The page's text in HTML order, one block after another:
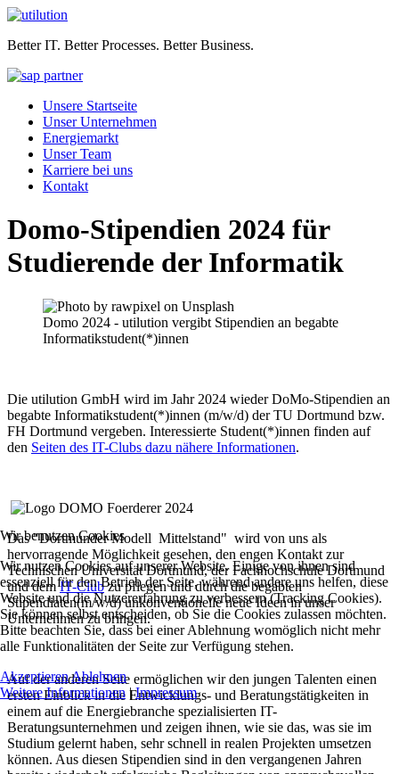
Better IT. Better Processes. Better Business.
Unsere Startseite
Unser Unternehmen
Energiemarkt
Unser Team
Karriere bei uns
Kontakt
Domo-Stipendien 2024 für
Studierende der Informatik
Domo 2024 - utilution vergibt Stipendien an begabte
Informatikstudent(*)innen
Die utilution GmbH wird im Jahr 2024 wieder DoMo-Stipendien an
begabte Informatikstudent(*)innen (m/w/d) der TU Dortmund bzw.
FH Dortmund vergeben. Interessierte Student(*)innen finden auf
den Seiten des IT-Clubs dazu nähere Informationen.
Das "Dortmunder Modell Mittelstand" wird von uns als
hervorragende Möglichkeit gesehen, den engen Kontakt zur
Technischen Universität Dortmund, der Fachhochschule Dortmund
und demIT-Clubzu pflegen und durch die begabten
Stipendiaten(m/w/d) unkonventionelle neue Ideen in unser
Unternehmen zu bringen.
Auf der anderen Seite ermöglichen wir den jungen Talenten einen
ersten Einblick in die Entwicklungs- und Beratungstätigkeiten in
einem auf die Energiebranche spezialisierten IT-
Beratungsunternehmen und zeigen ihnen, wie sie das, was sie im
Studium gelernt haben, sehr schnell in realen Projekten umsetzen
können. Aus diesen Stipendien sind in den vergangenen Jahren
Wir benutzen Cookies
Wir nutzen Cookies auf unserer Website. Einige von ihnen sind
essenziell für den Betrieb der Seite, während andere uns helfen, diese
Website und die Nutzererfahrung zu verbessern (Tracking Cookies).
Sie können selbst entscheiden, ob Sie die Cookies zulassen möchten.
Bitte beachten Sie, dass bei einer Ablehnung womöglich nicht mehr
alle Funktionalitäten der Seite zur Verfügung stehen.
AkzeptierenAblehnen
Weitere Informationen |Impressum